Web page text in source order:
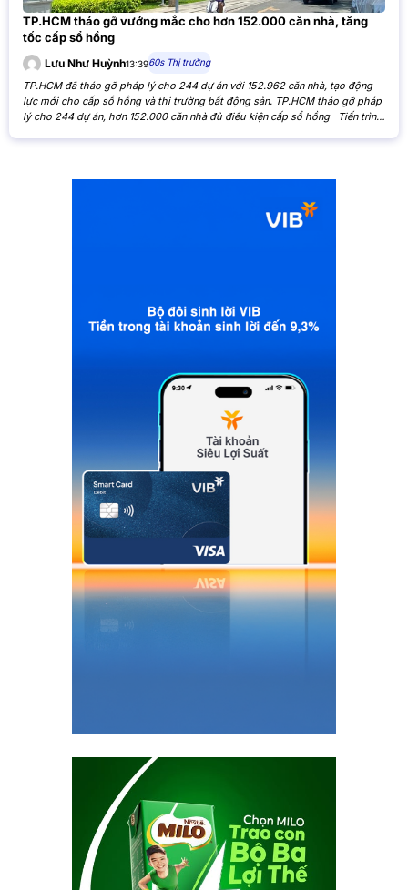
TP.HCM tháo gỡ vướng mắc cho hơn 152.000 căn nhà, tăng
tốc cấp sổ hồng
Lưu Như Huỳnh13:3960s Thị trường
TP.HCM đã tháo gỡ pháp lý cho 244 dự án với 152.962 căn nhà, tạo động
lực mới cho cấp sổ hồng và thị trường bất động sản. TP.HCM tháo gỡ pháp
lý cho 244 dự án, hơn 152.000 căn nhà đủ điều kiện cấp sổ hồng Tiến trình